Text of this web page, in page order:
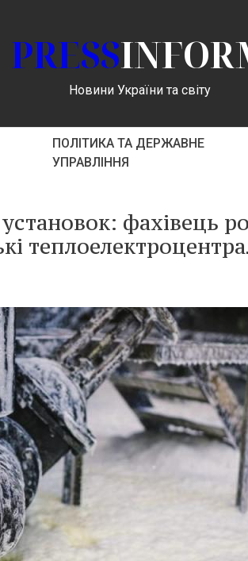
PRESS
Новини України та світу
ПОЛІТИКА ТА ДЕРЖАВНЕ
УПРАВЛІННЯ
фахівець